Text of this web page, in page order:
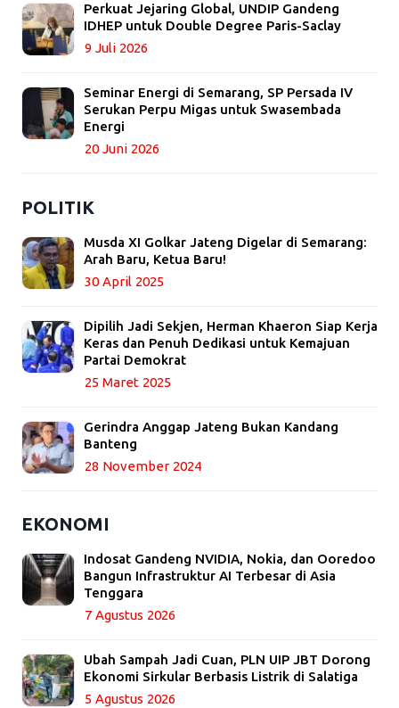
Perkuat Jejaring Global, UNDIP Gandeng
IDHEP untuk Double Degree Paris-Saclay
9 Juli 2026
Seminar Energi di Semarang, SP Persada IV
Serukan Perpu Migas untuk Swasembada
Energi
20 Juni 2026
POLITIK
Musda XI Golkar Jateng Digelar di Semarang:
Arah Baru, Ketua Baru!
30 April 2025
Dipilih Jadi Sekjen, Herman Khaeron Siap Kerja
Keras dan Penuh Dedikasi untuk Kemajuan
Partai Demokrat
25 Maret 2025
Gerindra Anggap Jateng Bukan Kandang
Banteng
28 November 2024
EKONOMI
Indosat Gandeng NVIDIA, Nokia, dan Ooredoo
Bangun Infrastruktur AI Terbesar di Asia
Tenggara
7 Agustus 2026
Ubah Sampah Jadi Cuan, PLN UIP JBT Dorong
Ekonomi Sirkular Berbasis Listrik di Salatiga
5 Agustus 2026